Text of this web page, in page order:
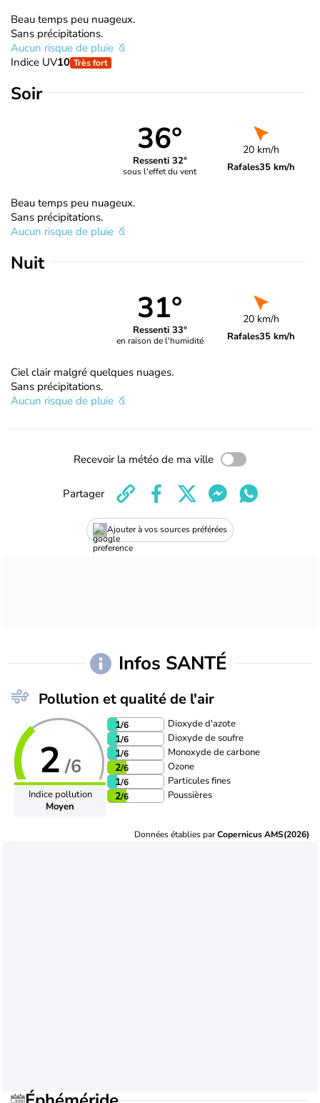
Beau temps peu nuageux.
Sans précipitations.
Aucun risque de pluie
Indice UV10 Très fort
Soir
36°
Ressenti 32°
sous l'effet du vent
20 km/h
Rafales35 km/h
Beau temps peu nuageux.
Sans précipitations.
Aucun risque de pluie
Nuit
31°
Ressenti 33°
en raison de l'humidité
20 km/h
Rafales35 km/h
Ciel clair malgré quelques nuages.
Sans précipitations.
Aucun risque de pluie
Recevoir la météo de ma ville
Ajouter à vos sources préférées
Partager
Infos SANTÉ
Pollution et qualité de l'air
2 /6
Indice pollution
Moyen
1/6 Dioxyde d'azote
1/6 Dioxyde de soufre
1/6 Monoxyde de carbone
2/6 Ozone
1/6 Particules fines
2/6 Poussières
Données établies parCopernicus AMS(2026)